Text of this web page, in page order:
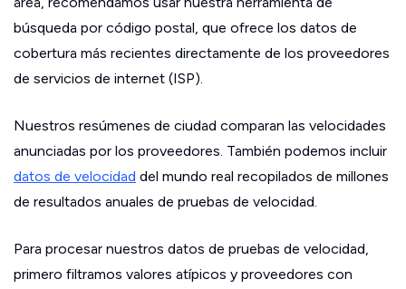
búsqueda por código postal, que ofrece los datos de
cobertura más recientes directamente de los proveedores
de servicios de internet (ISP).
Nuestros resúmenes de ciudad comparan las velocidades
anunciadas por los proveedores. También podemos incluir
datos de velocidad del mundo real recopilados de millones
de resultados anuales de pruebas de velocidad.
Para procesar nuestros datos de pruebas de velocidad,
primero filtramos valores atípicos y proveedores con